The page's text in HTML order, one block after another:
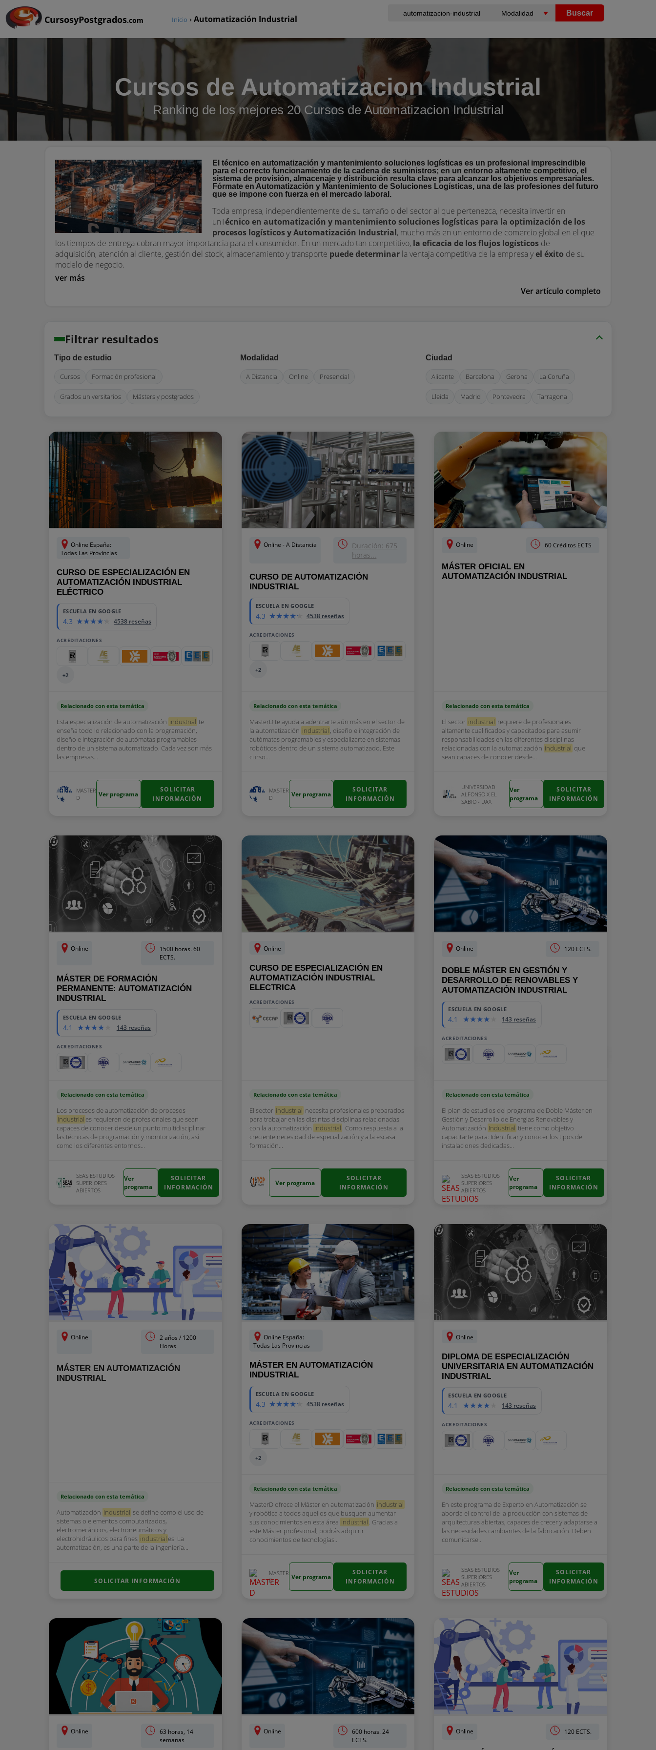
CursosyPostgrados.com
Buscar
Inicio › Automatización Industrial
Cursos de Automatizacion Industrial
Ranking de los mejores 20 Cursos de Automatizacion Industrial
El técnico en automatización y mantenimiento soluciones logísticas es un profesional imprescindible
para el correcto funcionamiento de la cadena de suministros; en un entorno altamente competitivo, el
sistema de provisión, almacenaje y distribución resulta clave para alcanzar los objetivos empresariales.
Fórmate en Automatización y Mantenimiento de Soluciones Logísticas, una de las profesiones del futuro
que se impone con fuerza en el mercado laboral.
Toda empresa, independientemente de su tamaño o del sector al que pertenezca, necesita invertir en
unTécnico en automatización y mantenimiento soluciones logísticas para laoptimización de los
procesos logísticos y Automatización Industrial, mucho más en un entorno de comercio global en el que
los tiempos de entrega cobran mayor importancia para el consumidor. En un mercado tan competitivo, la eficacia de los flujos logísticos de
adquisición, atención al cliente, gestión del stock, almacenamiento y transporte puede determinar la ventaja competitiva de la empresa yel éxito de su
modelo de negocio.
ver más
Ver artículo completo
Filtrar resultados
Tipo de estudio
Cursos Formación profesional
Grados universitarios Másters y postgrados
Modalidad
A Distancia Online Presencial
Ciudad
Alicante Barcelona Gerona La Coruña
Lleida Madrid Pontevedra Tarragona
Online España:
Todas Las Provincias
CURSO DE ESPECIALIZACIÓN EN
AUTOMATIZACIÓN INDUSTRIAL
ELÉCTRICO
ESCUELA EN GOOGLE
4.3 4538 reseñas
ACREDITACIONES
+2
Relacionado con esta temática
Esta especialización de automatización industrial te
enseña todo lo relacionado con la programación,
diseño e integración de autómatas programables
dentro de un sistema automatizado. Cada vez son más
las empresas...
MASTER
D
Ver programa
SOLICITAR
INFORMACIÓN
Online - A Distancia
Duración: 675
horas...
CURSO DE AUTOMATIZACIÓN
INDUSTRIAL
ESCUELA EN GOOGLE
4.3 4538 reseñas
ACREDITACIONES
+2
Relacionado con esta temática
MasterD te ayuda a adentrarte aún más en el sector de
la automatización industrial , diseño e integración de
autómatas programables y especializarte en sistemas
robóticos dentro de un sistema automatizado. Este
curso...
MASTER
D
Ver programa
SOLICITAR
INFORMACIÓN
Online 60 Créditos ECTS
MÁSTER OFICIAL EN
AUTOMATIZACIÓN INDUSTRIAL
Relacionado con esta temática
El sector industrial requiere de profesionales
altamente cualificados y capacitados para asumir
responsabilidades en las diferentes disciplinas
relacionadas con la automatización industrial que
sean capaces de conocer desde...
UNIVERSIDAD
ALFONSO X EL
SABIO - UAX
Ver
programa
SOLICITAR
INFORMACIÓN
Online
1500 horas. 60
ECTS.
MÁSTER DE FORMACIÓN
PERMANENTE: AUTOMATIZACIÓN
INDUSTRIAL
ESCUELA EN GOOGLE
4.1 143 reseñas
ACREDITACIONES
Relacionado con esta temática
Los procesos de automatización de procesos
industrial es requieren de profesionales que sean
capaces de conocer desde un punto multidisciplinar
las técnicas de programación y monitorización, así
como los diferentes entornos...
SEAS ESTUDIOS
SUPERIORES
ABIERTOS
Ver
programa
SOLICITAR
INFORMACIÓN
Online
CURSO DE ESPECIALIZACIÓN EN
AUTOMATIZACIÓN INDUSTRIAL
ELECTRICA
ACREDITACIONES
Relacionado con esta temática
El sector industrial necesita profesionales preparados
para trabajar en las distintas disciplinas relacionadas
con la automatización industrial . Como respuesta a la
creciente necesidad de especialización y a la escasa
formación...
Ver programa
SOLICITAR
INFORMACIÓN
Online 120 ECTS.
DOBLE MÁSTER EN GESTIÓN Y
DESARROLLO DE RENOVABLES Y
AUTOMATIZACIÓN INDUSTRIAL
ESCUELA EN GOOGLE
4.1 143 reseñas
ACREDITACIONES
Relacionado con esta temática
El plan de estudios del programa de Doble Máster en
Gestión y Desarrollo de Energías Renovables y
Automatización Industrial tiene como objetivo
capacitarte para: Identificar y conocer los tipos de
instalaciones dedicadas...
SEAS ESTUDIOS
SUPERIORES
ABIERTOS
Ver
programa
SOLICITAR
INFORMACIÓN
Online
2 años / 1200
Horas
MÁSTER EN AUTOMATIZACIÓN
INDUSTRIAL
Relacionado con esta temática
Automatización industrial se define como el uso de
sistemas o elementos computarizados,
electromecánicos, electroneumáticos y
electrohidráulicos para fines industrial es. La
automatización, es una parte de la ingeniería...
SOLICITAR INFORMACIÓN
Online España:
Todas Las Provincias
MÁSTER EN AUTOMATIZACIÓN
INDUSTRIAL
ESCUELA EN GOOGLE
4.3 4538 reseñas
ACREDITACIONES
+2
Relacionado con esta temática
MasterD ofrece el Máster en automatización industrial
y robótica a todos aquellos que busquen aumentar
sus conocimientos en esta área industrial . Gracias a
este Máster profesional, podrás adquirir
conocimientos de tecnologías...
MASTER
D
Ver programa
SOLICITAR
INFORMACIÓN
Online
DIPLOMA DE ESPECIALIZACIÓN
UNIVERSITARIA EN AUTOMATIZACIÓN
INDUSTRIAL
ESCUELA EN GOOGLE
4.1 143 reseñas
ACREDITACIONES
Relacionado con esta temática
En este programa de Experto en Automatización se
aborda el control de la producción con sistemas de
arquitecturas abiertas, capaces de crecer y adaptarse a
las necesidades cambiantes de la fabricación. Deben
comunicarse...
SEAS ESTUDIOS
SUPERIORES
ABIERTOS
Ver
programa
SOLICITAR
INFORMACIÓN
Online
63 horas, 14
semanas
Online
600 horas. 24
ECTS.
Online 120 ECTS.